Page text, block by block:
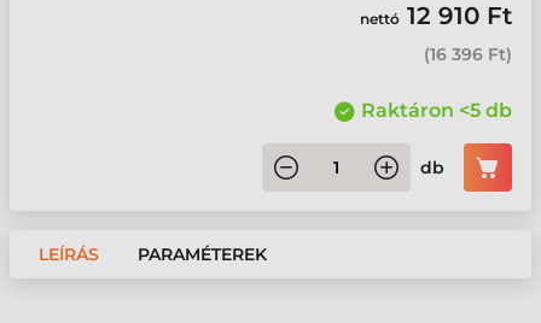
nettó 12 910 Ft
(16 396 Ft)
Raktáron <5 db
db
LEÍRÁS PARAMÉTEREK